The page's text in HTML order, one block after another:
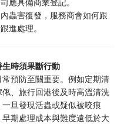
蟲害復發，服務商會如何跟
進處理。
時須果斷行動
預防至關重要。例如定期清
、旅行回港後及時高溫清洗
旦發現活蟲或疑似被咬痕
期處理成本與難度遠低於大